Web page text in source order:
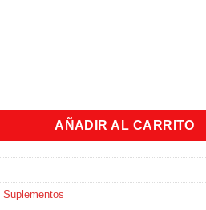
a Vainilla - Tarro X 237ml cantidad
AÑADIR AL CARRITO